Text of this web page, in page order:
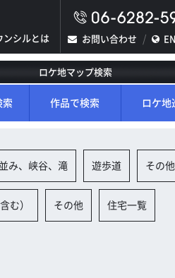
ンシルとは お問い合わせ
ロケ地マップ検索
索 作品で検索 ロケ地
み、峡谷、滝 遊歩道 その他
む） その他 住宅一覧